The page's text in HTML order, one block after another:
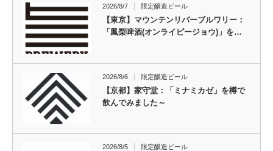
2026/8/7 限定醸造ビール
【東京】マウンテンリバーブルワリー：
「鳳梨啤酒(オンライピージョウ)」を…
2026/8/6 限定醸造ビール
【京都】家守堂：「ミナミカゼ」を樽で
飲んでみました～
2026/8/5 限定醸造ビール